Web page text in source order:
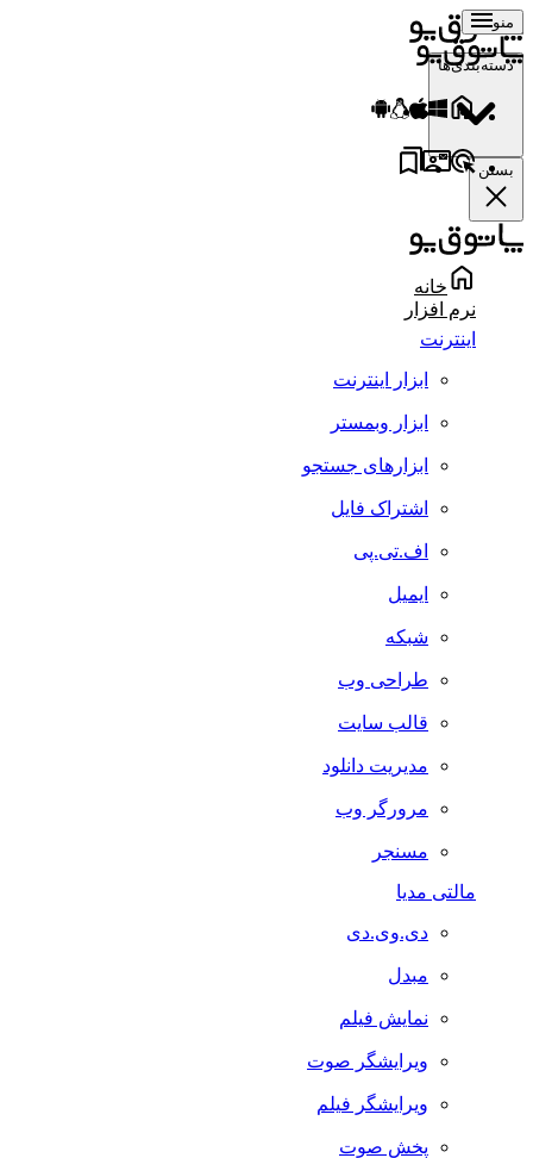
منو
دسته‌بندی‌ها
بستن
خانه
نرم افزار
اینترنت
ابزار اینترنت
ابزار وبمستر
ابزارهای جستجو
اشتراک فایل
اف.تی.پی
ایمیل
شبکه
طراحی وب
قالب سایت
مدیریت دانلود
مرورگر وب
مسنجر
مالتی مدیا
دی.وی.دی
مبدل
نمایش فیلم
ویرایشگر صوت
ویرایشگر فیلم
پخش صوت